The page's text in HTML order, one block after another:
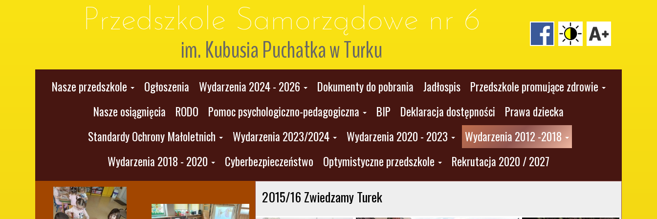
Przedszkole Samorządowe nr 6
im. Kubusia Puchatka w Turku
Nasze przedszkole Ogłoszenia Wydarzenia 2024 - 2026 Dokumenty do pobrania Jadłospis
Przedszkole promujące zdrowie
Nasze osiągnięcia
RODO Pomoc psychologiczno-pedagogiczna BIP Deklaracja dostępności
Prawa dziecka
Standardy Ochrony Małoletnich
Wydarzenia 2023/2024 Wydarzenia 2020 - 2023
Wydarzenia 2012 -2018
Wydarzenia 2018 - 2020
Cyberbezpieczeństwo Optymistyczne przedszkole Rekrutacja 2020 / 2027
2015/16 Zwiedzamy Turek